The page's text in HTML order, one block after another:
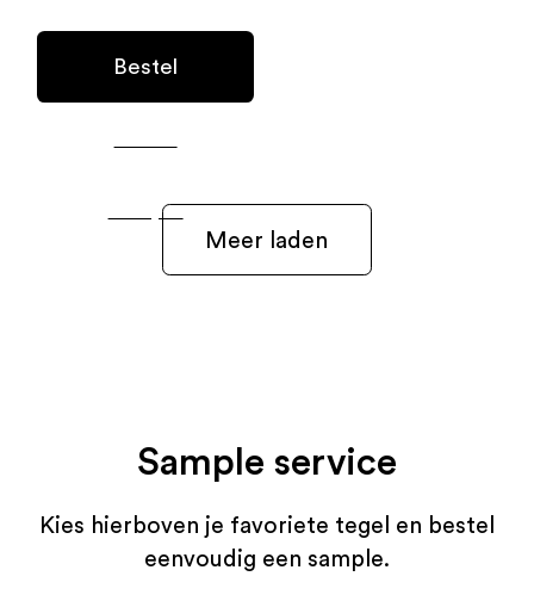
Bestel
Sample
Meer laden
Sample service
Kies hierboven je favoriete tegel en bestel
eenvoudig een sample.